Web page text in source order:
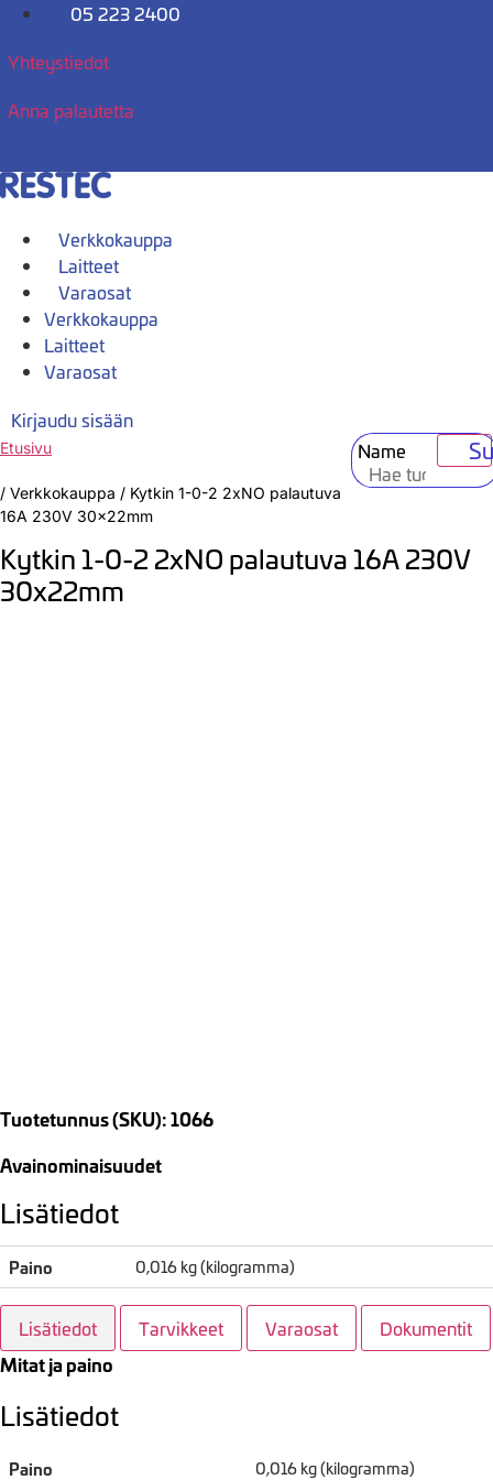
Mene
05 223 2400
Yhteystiedot
Anna palautetta
Verkkokauppa
Laitteet
Varaosat
Verkkokauppa
Laitteet
Varaosat
Kirjaudu sisään
Name
Etusivu
/ Verkkokauppa / Kytkin 1-0-2 2xNO palautuva
16A 230V 30x22mm
Kytkin 1-0-2 2xNO palautuva 16A 230V
30x22mm
Tuotetunnus (SKU): 1066
Avainominaisuudet
Lisätiedot
Paino 0,016 kg (kilogramma)
Lisätiedot Tarvikkeet Varaosat Dokumentit
Mitat ja paino
Lisätiedot
Paino 0,016 kg (kilogramma)